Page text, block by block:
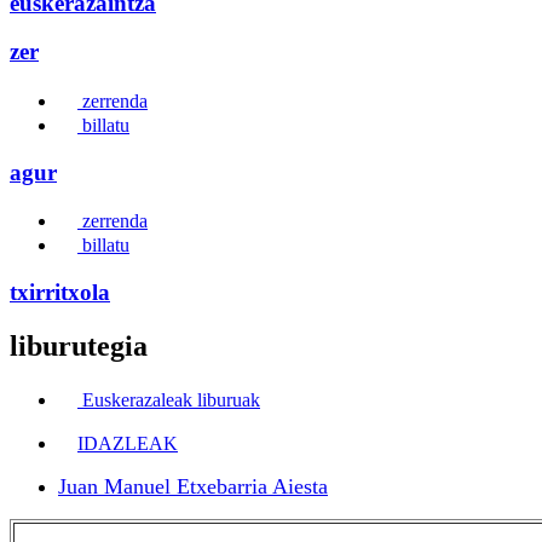
zer
zerrenda
billatu
agur
zerrenda
billatu
txirritxola
liburutegia
Euskerazaleak liburuak
IDAZLEAK
Juan Manuel Etxebarria Aiesta